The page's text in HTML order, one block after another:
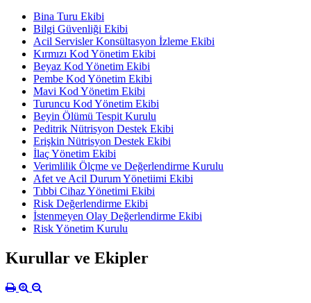
Bina Turu Ekibi
Bilgi Güvenliği Ekibi
Acil Servisler Konsültasyon İzleme Ekibi
Kırmızı Kod Yönetim Ekibi
Beyaz Kod Yönetim Ekibi
Pembe Kod Yönetim Ekibi
Mavi Kod Yönetim Ekibi
Turuncu Kod Yönetim Ekibi
Beyin Ölümü Tespit Kurulu
Peditrik Nütrisyon Destek Ekibi
Erişkin Nütrisyon Destek Ekibi
İlaç Yönetim Ekibi
Verimlilik Ölçme ve Değerlendirme Kurulu
Afet ve Acil Durum Yönetiimi Ekibi
Tıbbi Cihaz Yönetimi Ekibi
Risk Değerlendirme Ekibi
İstenmeyen Olay Değerlendirme Ekibi
Risk Yönetim Kurulu
Kurullar ve Ekipler